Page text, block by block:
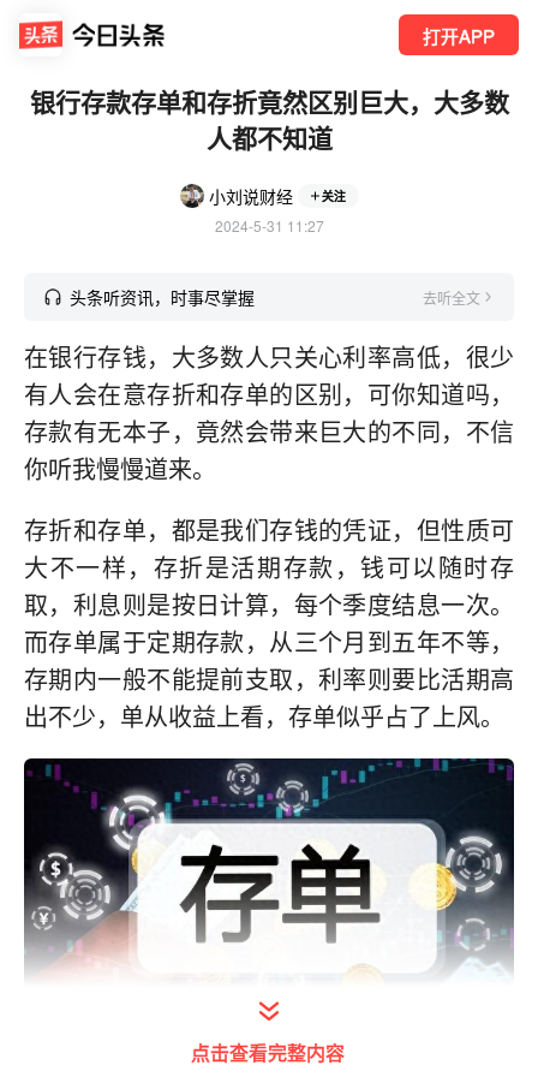
打开APP
银行存款存单和存折竟然区别巨大，大多数
人都不知道
小刘说财经 关注
2024-5-31 11:27
头条听资讯，时事尽掌握 去听全文
在银行存钱，大多数人只关心利率高低，很少
有人会在意存折和存单的区别，可你知道吗，
存款有无本子，竟然会带来巨大的不同，不信
你听我慢慢道来。
存折和存单，都是我们存钱的凭证，但性质可
大不一样，存折是活期存款，钱可以随时存
取，利息则是按日计算，每个季度结息一次。
而存单属于定期存款，从三个月到五年不等，
存期内一般不能提前支取，利率则要比活期高
出不少，单从收益上看，存单似乎占了上风。
打开今日头条查看图片详情
点击查看完整内容